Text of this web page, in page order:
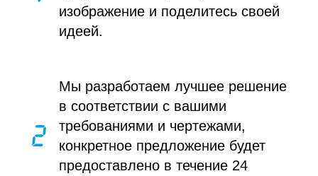
изображение и поделитесь своей
идеей.
Мы разработаем лучшее решение
в соответствии с вашими
требованиями и чертежами,
конкретное предложение будет
предоставлено в течение 24